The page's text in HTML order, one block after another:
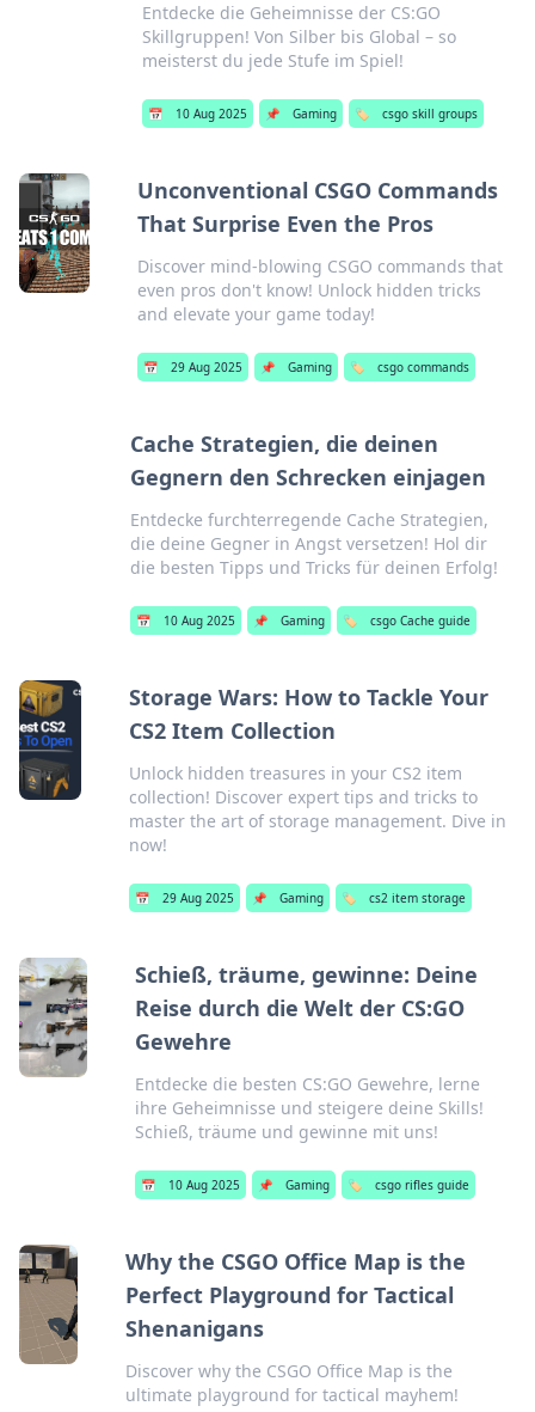
Entdecke die Geheimnisse der CS:GO
Skillgruppen! Von Silber bis Global – so
meisterst du jede Stufe im Spiel!
📅 10 Aug 2025 📌 Gaming 🏷️ csgo skill groups
Unconventional CSGO Commands
That Surprise Even the Pros
Discover mind-blowing CSGO commands that
even pros don't know! Unlock hidden tricks
and elevate your game today!
📅 29 Aug 2025 📌 Gaming 🏷️ csgo commands
Cache Strategien, die deinen
Gegnern den Schrecken einjagen
Entdecke furchterregende Cache Strategien,
die deine Gegner in Angst versetzen! Hol dir
die besten Tipps und Tricks für deinen Erfolg!
📅 10 Aug 2025 📌 Gaming 🏷️ csgo Cache guide
Storage Wars: How to Tackle Your
CS2 Item Collection
Unlock hidden treasures in your CS2 item
collection! Discover expert tips and tricks to
master the art of storage management. Dive in
now!
📅 29 Aug 2025 📌 Gaming 🏷️ cs2 item storage
Schieß, träume, gewinne: Deine
Reise durch die Welt der CS:GO
Gewehre
Entdecke die besten CS:GO Gewehre, lerne
ihre Geheimnisse und steigere deine Skills!
Schieß, träume und gewinne mit uns!
📅 10 Aug 2025 📌 Gaming 🏷️ csgo rifles guide
Why the CSGO Office Map is the
Perfect Playground for Tactical
Shenanigans
Discover why the CSGO Office Map is the
ultimate playground for tactical mayhem!